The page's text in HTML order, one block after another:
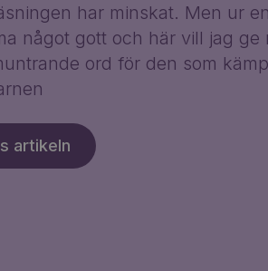
har minskat. Men ur
något gott och här vill jag ge
ord för den som
artikeln